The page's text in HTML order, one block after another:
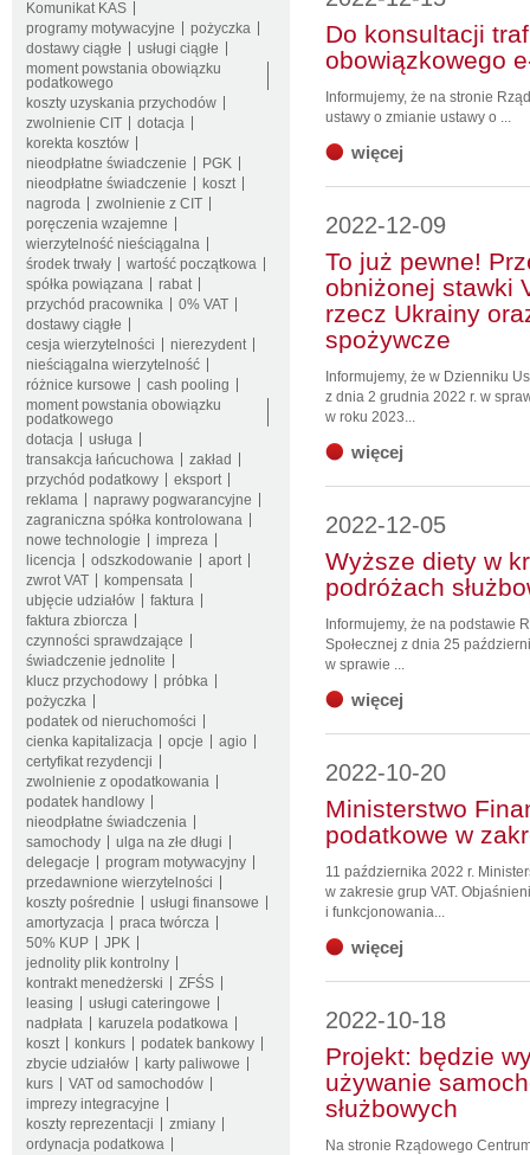
Komunikat KAS
programy motywacyjne
pożyczka
dostawy ciągłe
usługi ciągłe
moment powstania obowiązku
podatkowego
koszty uzyskania przychodów
zwolnienie CIT
dotacja
korekta kosztów
nieodpłatne świadczenie
PGK
nieodpłatne świadczenie
koszt
nagroda
zwolnienie z CIT
poręczenia wzajemne
wierzytelność nieściągalna
środek trwały
wartość początkowa
spółka powiązana
rabat
przychód pracownika
0% VAT
dostawy ciągłe
cesja wierzytelności
nierezydent
nieściągalna wierzytelność
różnice kursowe
cash pooling
moment powstania obowiązku
podatkowego
dotacja
usługa
transakcja łańcuchowa
zakład
przychód podatkowy
eksport
reklama
naprawy pogwarancyjne
zagraniczna spółka kontrolowana
nowe technologie
impreza
licencja
odszkodowanie
aport
zwrot VAT
kompensata
ubjęcie udziałów
faktura
faktura zbiorcza
czynności sprawdzające
świadczenie jednolite
klucz przychodowy
próbka
pożyczka
podatek od nieruchomości
cienka kapitalizacja
opcje
agio
certyfikat rezydencji
zwolnienie z opodatkowania
podatek handlowy
nieodpłatne świadczenia
samochody
ulga na złe długi
delegacje
program motywacyjny
przedawnione wierzytelności
koszty pośrednie
usługi finansowe
amortyzacja
praca twórcza
50% KUP
JPK
jednolity plik kontrolny
kontrakt menedżerski
ZFŚS
leasing
usługi cateringowe
nadpłata
karuzela podatkowa
koszt
konkurs
podatek bankowy
zbycie udziałów
karty paliwowe
kurs
VAT od samochodów
imprezy integracyjne
koszty reprezentacji
zmiany
ordynacja podatkowa
Do konsultacji
obowiązkowego
Informujemy, że na stronie
ustawy o zmianie ustawy o ...
więcej
2022-12-09
To już pewne!
obniżonej stawki
rzecz Ukrainy
spożywcze
Informujemy, że w Dzienniku
z dnia 2 grudnia 2022 r. w
w roku 2023...
więcej
2022-12-05
Wyższe diety w
podróżach
Informujemy, że na podstawie
Społecznej z dnia 25
w sprawie ...
więcej
2022-10-20
Ministerstwo
podatkowe w
11 października 2022 r.
w zakresie grup VAT.
i funkcjonowania...
więcej
2022-10-18
Projekt: będzie
używanie
służbowych
Na stronie Rządowego